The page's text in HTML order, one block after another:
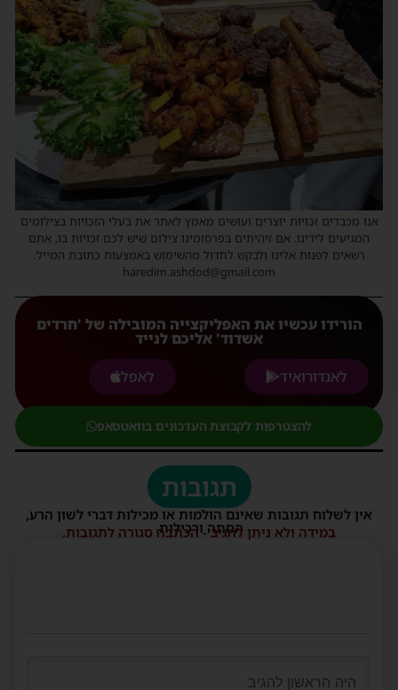
אנו מכבדים זכויות יוצרים ועושים מאמץ לאתר את בעלי הזכויות בצילומים
המגיעים לידינו. אם זיהיתים בפרסומינו צילום שיש לכם זכויות בו, אתם
רשאים לפנות אלינו ולבקש לחדול מהשימוש באמצעות כתובת המייל:
haredim.ashdod@gmail.com
הורידו עכשיו את האפליקצייה המובילה של 'חרדים
אשדוד' אליכם לנייד
לאנדורואיד
לאפל
להצטרפות לקבוצת העדכונים בוואטסאפ
תגובות
אין לשלוח תגובות שאינם הולמות או מכילות דברי לשון הרע,
הסתה ורכילות.
במידה ולא ניתן להגיב - הכתבה סגורה לתגובות.